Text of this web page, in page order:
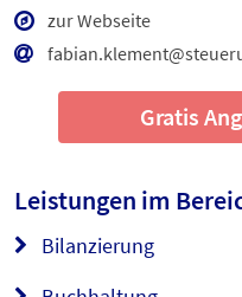
zur Webseite
Gratis
Leistungen im
Bilanzierung